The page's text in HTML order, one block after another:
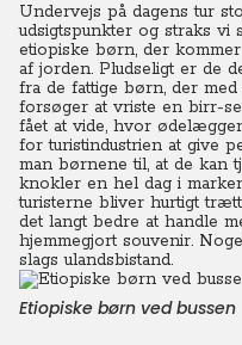
Undervejs på dagens tur
udsigtspunkter og straks vi
etiopiske børn, der
af jorden. Pludseligt er de
fra de fattige børn, der
forsøger at vriste en birr-
fået at vide, hvor
for turistindustrien at give
man børnene til, at de kan
knokler en hel dag i
turisterne bliver hurtigt
det langt bedre at handle
hjemmegjort souvenir.
slags ulandsbistand.
Etiopiske børn ved bussen